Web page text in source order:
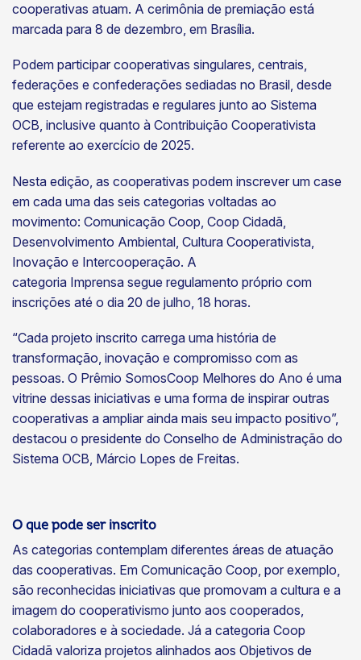
cooperativas atuam. A cerimônia de premiação está
marcada para 8 de dezembro, em Brasília.
Podem participar cooperativas singulares, centrais,
federações e confederações sediadas no Brasil, desde
que estejam registradas e regulares junto ao Sistema
OCB, inclusive quanto à Contribuição Cooperativista
referente ao exercício de 2025.
Nesta edição, as cooperativas podem inscrever um case
em cada uma das seis categorias voltadas ao
movimento: Comunicação Coop, Coop Cidadã,
Desenvolvimento Ambiental, Cultura Cooperativista,
Inovação e Intercooperação. A
categoria Imprensa segue regulamento próprio com
inscrições até o dia 20 de julho, 18 horas.
“Cada projeto inscrito carrega uma história de
transformação, inovação e compromisso com as
pessoas. O Prêmio SomosCoop Melhores do Ano é uma
vitrine dessas iniciativas e uma forma de inspirar outras
cooperativas a ampliar ainda mais seu impacto positivo”,
destacou o presidente do Conselho de Administração do
Sistema OCB, Márcio Lopes de Freitas.
O que pode ser inscrito
As categorias contemplam diferentes áreas de atuação
das cooperativas. Em Comunicação Coop, por exemplo,
são reconhecidas iniciativas que promovam a cultura e a
imagem do cooperativismo junto aos cooperados,
colaboradores e à sociedade. Já a categoria Coop
Cidadã valoriza projetos alinhados aos Objetivos de